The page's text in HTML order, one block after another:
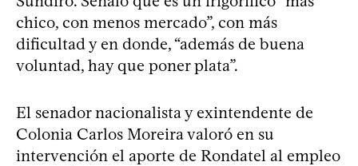
chico, con menos mercado”, con más
dificultad y en donde, “además de buena
voluntad, hay que poner plata”.
El senador nacionalista y exintendente de
Colonia Carlos Moreira valoró en su
intervención el aporte de Rondatel al empleo